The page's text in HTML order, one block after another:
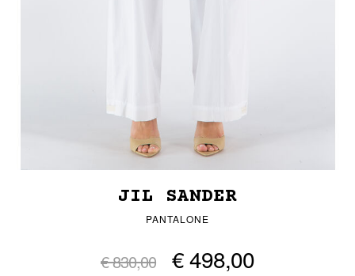
JIL SANDER
PANTALONE
€ 830,00 € 498,00